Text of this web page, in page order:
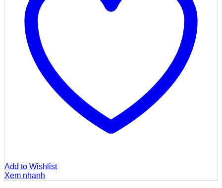
Add to Wishlist
Xem nhanh